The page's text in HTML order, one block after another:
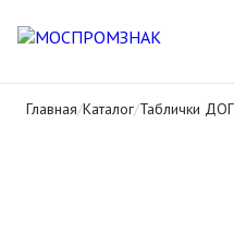
Главная/Каталог/Таблички